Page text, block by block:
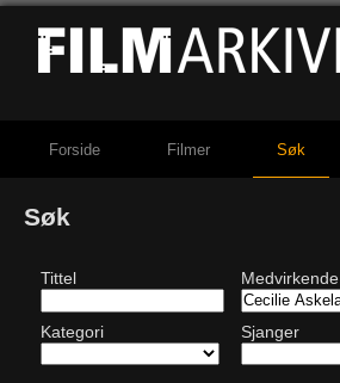
Forside Filmer Søk
Søk
Tittel Medvirkende
Kategori Sjanger